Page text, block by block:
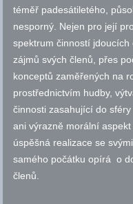
téměř padesátiletého,
nesporný. Nejen pro její
spektrum činností
zájmů svých členů, přes
konceptů zaměřených na
prostřednictvím hudby,
činnosti zasahující do
ani výrazně morální
úspěšná realizace se
samého počátku opírá o
členů.